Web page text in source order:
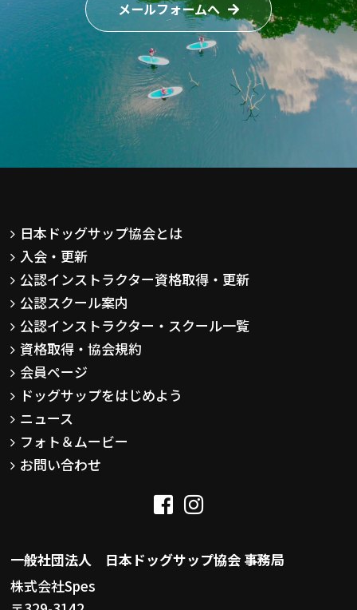
メールフォームへ
日本ドッグサップ協会とは
入会・更新
公認インストラクター資格取得・更新
公認スクール案内
公認インストラクター・スクール一覧
資格取得・協会規約
会員ページ
ドッグサップをはじめよう
ニュース
フォト＆ムービー
お問い合わせ
一般社団法人 日本ドッグサップ協会 事務局
株式会社Spes